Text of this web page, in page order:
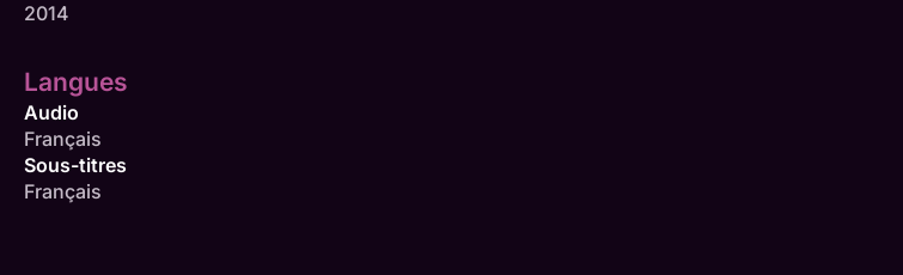
2014
Langues
Audio
Français
Sous-titres
Français